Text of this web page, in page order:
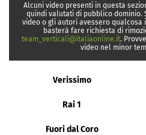
Alcuni video presenti in questa
quindi valutati di pubblico dominio.
video o gli autori avessero
basterà fare richiesta di
team_verticali@italiaonline.it.
video nel minor
Verissimo
Rai 1
Fuori dal Coro